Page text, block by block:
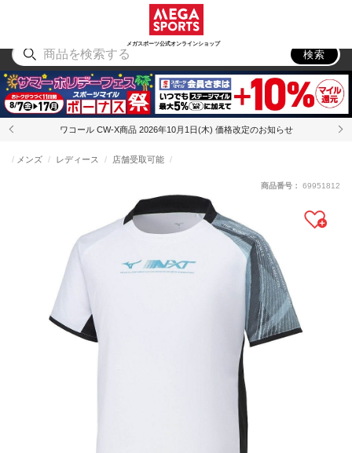
メガスポーツ公式オンラインショップ
アウトドア
検索
ワコール CW-X商品 2026年10月1日(木) 価格改定のお知らせ
メンズ レディース 店舗受取可能
商品番号： 69951812